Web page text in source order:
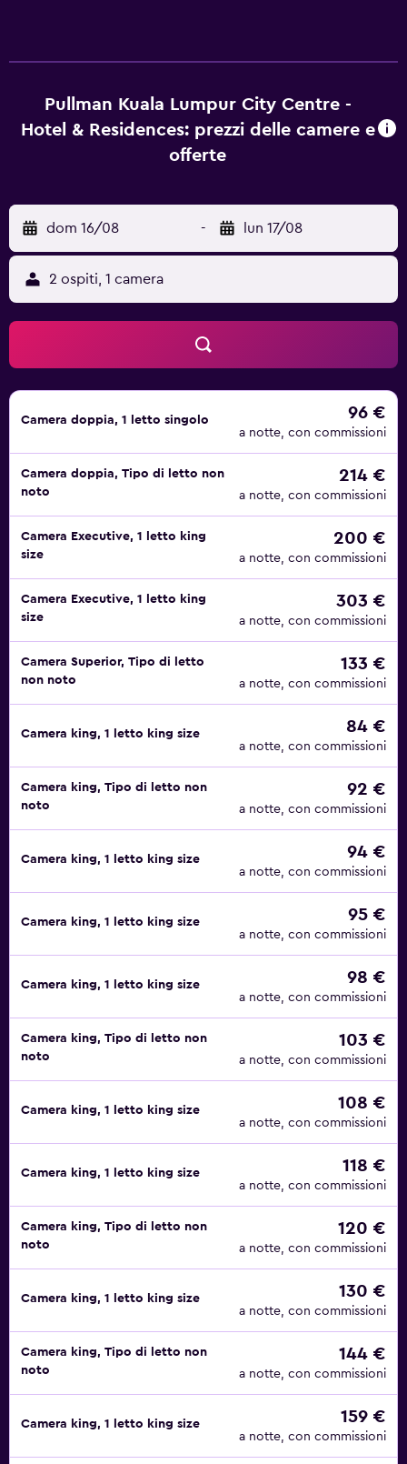
Pullman Kuala Lumpur City Centre -
Hotel & Residences: prezzi delle camere e
offerte
dom 16/08 - lun 17/08
2 ospiti, 1 camera
Camera doppia, 1 letto singolo 96 €
a notte, con commissioni
Camera doppia, Tipo di letto non
noto
214 €
a notte, con commissioni
Camera Executive, 1 letto king
size
200 €
a notte, con commissioni
Camera Executive, 1 letto king
size
303 €
a notte, con commissioni
Camera Superior, Tipo di letto
non noto
133 €
a notte, con commissioni
Camera king, 1 letto king size 84 €
a notte, con commissioni
Camera king, Tipo di letto non
noto
92 €
a notte, con commissioni
Camera king, 1 letto king size 94 €
a notte, con commissioni
Camera king, 1 letto king size 95 €
a notte, con commissioni
Camera king, 1 letto king size 98 €
a notte, con commissioni
Camera king, Tipo di letto non
noto
103 €
a notte, con commissioni
Camera king, 1 letto king size 108 €
a notte, con commissioni
Camera king, 1 letto king size 118 €
a notte, con commissioni
Camera king, Tipo di letto non
noto
120 €
a notte, con commissioni
Camera king, 1 letto king size 130 €
a notte, con commissioni
Camera king, Tipo di letto non
noto
144 €
a notte, con commissioni
Camera king, 1 letto king size 159 €
a notte, con commissioni